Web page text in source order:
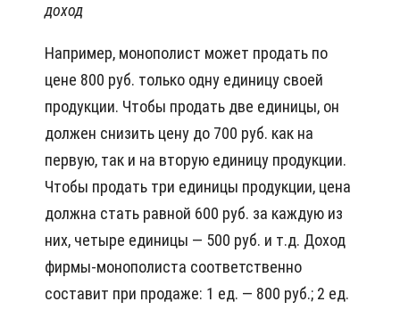
доход
Например, монополист может продать по
цене 800 руб. только одну единицу своей
продукции. Чтобы продать две единицы, он
должен снизить цену до 700 руб. как на
первую, так и на вторую единицу продукции.
Чтобы продать три единицы продукции, цена
должна стать равной 600 руб. за каждую из
них, четыре единицы — 500 руб. и т.д. Доход
фирмы-монополиста соответственно
составит при продаже: 1 ед. — 800 руб.; 2 ед.